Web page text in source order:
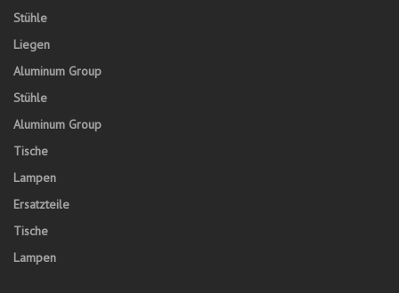
Stühle
Liegen
Aluminum Group
Stühle
Aluminum Group
Tische
Lampen
Ersatzteile
Tische
Lampen